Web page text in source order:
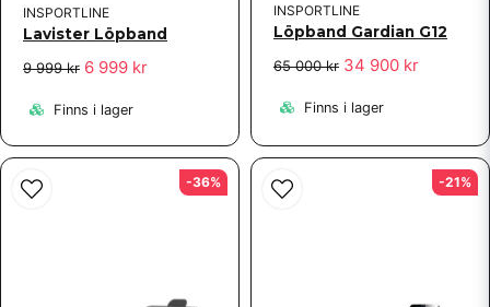
INSPORTLINE
Lavister Löpband
9 999 kr 6 999 kr
Finns i lager
INSPORTLINE
Löpband Gardian G12
65 000 kr 34 900 kr
Finns i lager
-36% -21%